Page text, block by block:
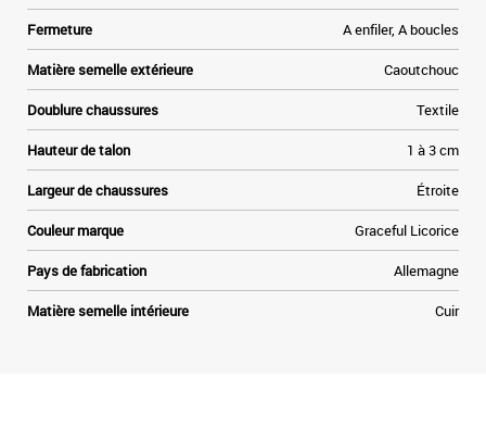
Fermeture A enfiler, A boucles
Matière semelle extérieure Caoutchouc
Doublure chaussures Textile
Hauteur de talon 1 à 3 cm
Largeur de chaussures Étroite
Couleur marque Graceful Licorice
Pays de fabrication Allemagne
Matière semelle intérieure Cuir